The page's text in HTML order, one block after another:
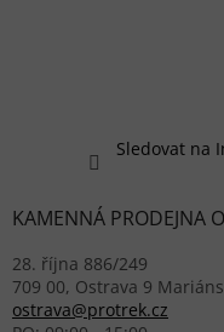
Sledovat na
KAMENNÁ PRODEJNA
28. října 886/249
709 00, Ostrava 9
ostrava@protrek.cz